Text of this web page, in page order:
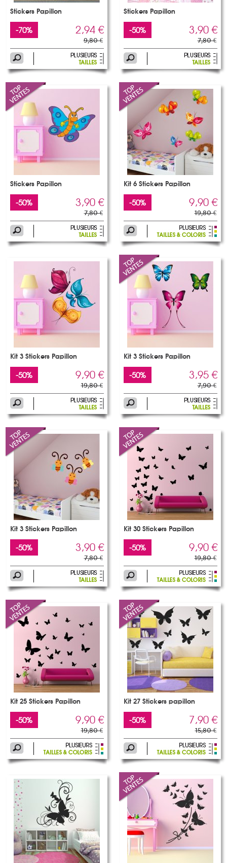
Stickers Papillon
-70% 2,94 €
9,80 €
Stickers Papillon
-50% 3,90 €
7,80 €
Stickers Papillon
-50% 3,90 €
7,80 €
Kit 6 Stickers Papillon
-50% 9,90 €
19,80 €
Kit 3 Stickers Papillon
-50% 9,90 €
19,80 €
Kit 3 Stickers Papillon
-50% 3,95 €
7,90 €
Kit 3 Stickers Papillon
-50% 3,90 €
7,80 €
Kit 30 Stickers Papillon
-50% 9,90 €
19,80 €
Kit 25 Stickers Papillon
-50% 9,90 €
19,80 €
Kit 27 Stickers papillon
-50% 7,90 €
15,80 €